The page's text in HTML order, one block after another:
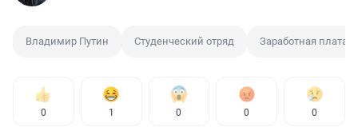
Владимир Путин Студенческий отряд Заработная плата
0 1 0 0 0